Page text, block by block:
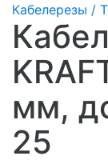
Кабелерезы /
мм,
25